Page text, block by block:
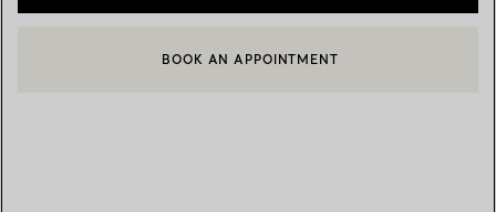
EINEN KUNDENBERATER KONTAKTIEREN ODER EINEN
BOOK AN APPOINTMENT